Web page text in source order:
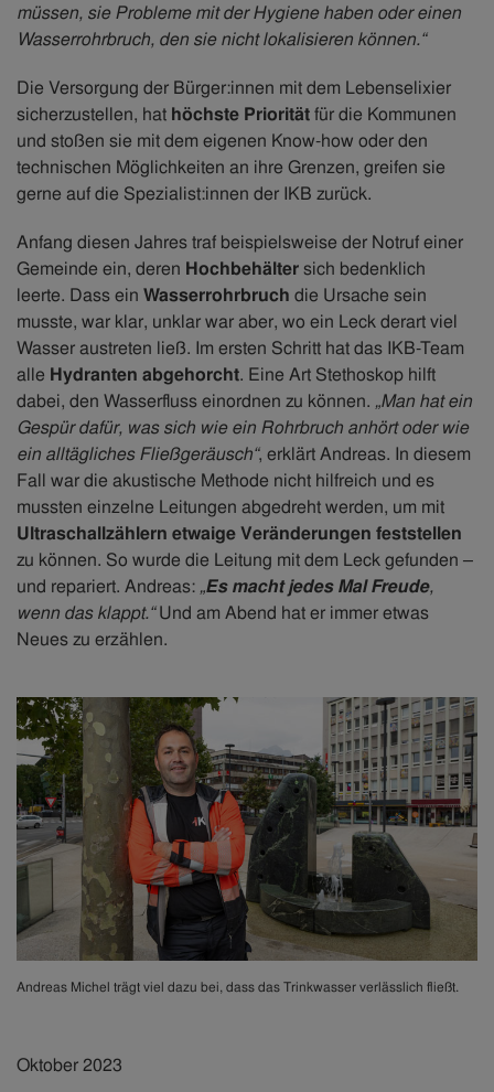
müssen, sie Probleme mit der Hygiene haben oder einen
Wasserrohrbruch, den sie nicht lokalisieren können.“
Die Versorgung der Bürger:innen mit dem Lebenselixier
sicherzustellen, hat höchste Prioritätfür die Kommunen
und stoßen sie mit dem eigenen Know-how oder den
technischen Möglichkeiten an ihre Grenzen, greifen sie
gerne auf die Spezialist:innen der IKB zurück.
Anfang diesen Jahres traf beispielsweise der Notruf einer
Gemeinde ein, deren Hochbehältersich bedenklich
leerte. Dass ein Wasserrohrbruch die Ursache sein
musste, war klar, unklar war aber, wo ein Leck derart viel
Wasser austreten ließ. Im ersten Schritt hat das IKB-Team
alle Hydranten abgehorcht. Eine Art Stethoskop hilft
dabei, den Wasserfluss einordnen zu können. „Man hat ein
Gespür dafür, was sich wie ein Rohrbruch anhört oder wie
ein alltägliches Fließgeräusch“, erklärt Andreas. In diesem
Fall war die akustische Methode nicht hilfreich und es
mussten einzelne Leitungen abgedreht werden, um mit
Ultraschallzählern etwaige Veränderungen feststellen
zu können. So wurde die Leitung mit dem Leck gefunden –
und repariert. Andreas: „Es macht jedes Mal Freude,
wenn das klappt.“Und am Abend hat er immer etwas
Neues zu erzählen.
Andreas Michel trägt viel dazu bei, dass das Trinkwasser verlässlich fließt.
Oktober 2023